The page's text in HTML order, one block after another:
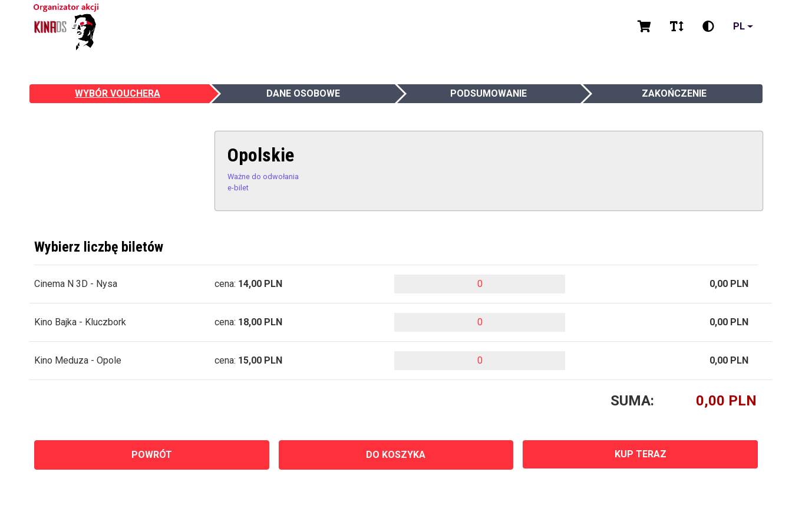
PL
WYBÓR VOUCHERA DANE OSOBOWE PODSUMOWANIE ZAKOŃCZENIE
Opolskie
Ważne do odwołania
e-bilet
Wybierz liczbę biletów
Cinema N 3D - Nysa cena: 14,00 PLN 0,00 PLN
Kino Bajka - Kluczbork cena: 18,00 PLN 0,00 PLN
Kino Meduza - Opole cena: 15,00 PLN 0,00 PLN
SUMA:
POWRÓT DO KOSZYKA KUP TERAZ